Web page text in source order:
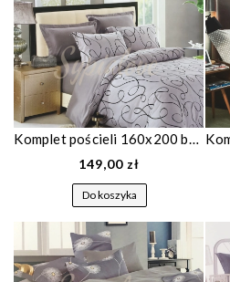
Komplet pościeli 160x200 bawełniana szara 635
149,00 zł
Do koszyka